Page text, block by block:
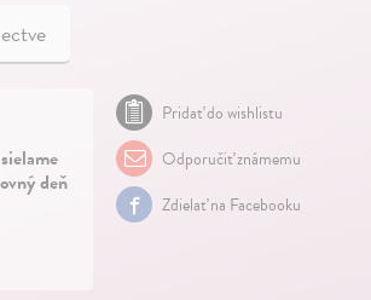
deň
Pridať do wishlistu
Odporučiť známemu
Zdielať na Facebooku